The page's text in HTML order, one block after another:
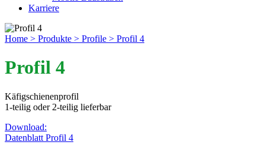
Karriere
Home > Produkte > Profile > Profil 4
Profil 4
Käfigschienenprofil
1-teilig oder 2-teilig lieferbar
Download:
Datenblatt Profil 4